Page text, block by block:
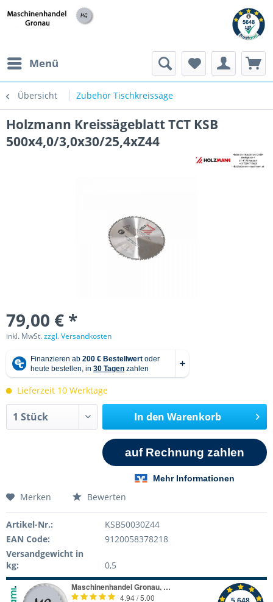
Menü
Übersicht Zubehör Tischkreissäge
Holzmann Kreissägeblatt TCT KSB
500x4,0/3,0x30/25,4xZ44
79,00 € *
inkl. MwSt.zzgl. Versandkosten
Lieferzeit 10 Werktage
In den Warenkorb
Merken Bewerten
Artikel-Nr.:
KSB50030Z44
EAN Code:
9120058378218
Versandgewicht in
kg:
0,5